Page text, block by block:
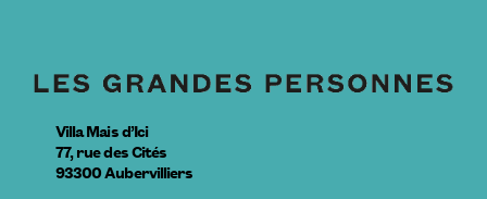
Villa Mais d’Ici
77, rue des Cités
93300Aubervilliers